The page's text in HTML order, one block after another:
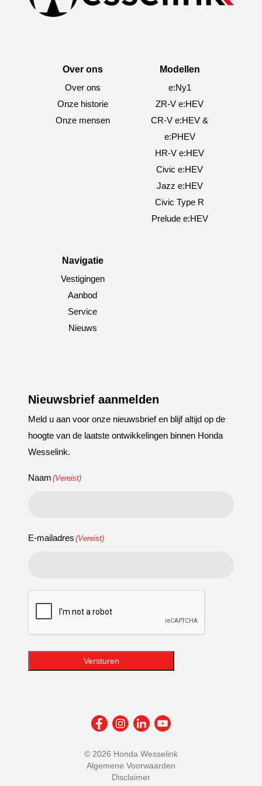
Over ons
Over ons
Onze historie
Onze mensen
Modellen
e:Ny1
ZR-V e:HEV
CR-V e:HEV &
e:PHEV
HR-V e:HEV
Civic e:HEV
Jazz e:HEV
Civic Type R
Prelude e:HEV
Navigatie
Vestigingen
Aanbod
Service
Nieuws
Nieuwsbrief aanmelden
Meld u aan voor onze nieuwsbrief en blijf altijd op de
hoogte van de laatste ontwikkelingen binnen Honda
Wesselink.
Naam (Vereist)
E-mailadres (Vereist)
Versturen
© 2026 Honda Wesselink
Algemene Voorwaarden
Disclaimer